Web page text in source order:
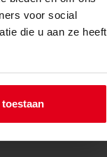
voor social
die u aan ze heeft